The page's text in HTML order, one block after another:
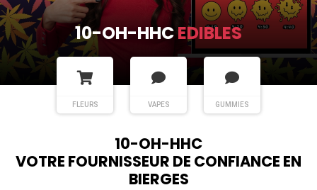
10-OH-HHCEDIBLES
FLEURS VAPES GUMMIES
10-OH-HHC
VOTRE FOURNISSEUR DE CONFIANCE EN
BIERGES